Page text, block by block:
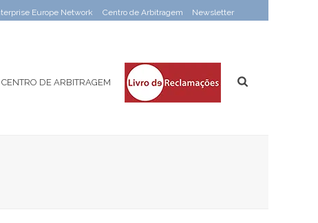
Newsletter
Europe Network Centro de Arbitragem
CENTRO DE ARBITRAGEM